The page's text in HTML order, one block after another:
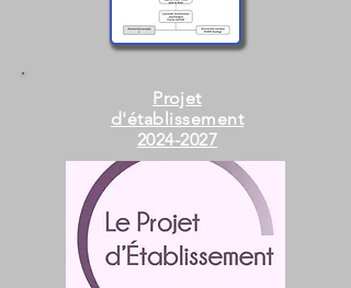
Projet
d'établissement
2024-2027